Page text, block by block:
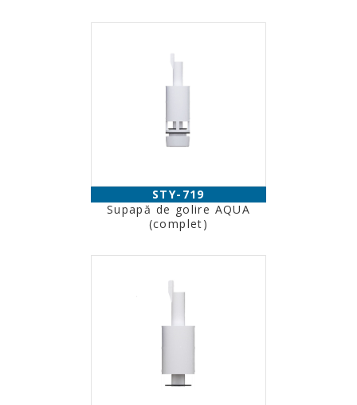
STY-719
Supapă de golire AQUA
(complet)